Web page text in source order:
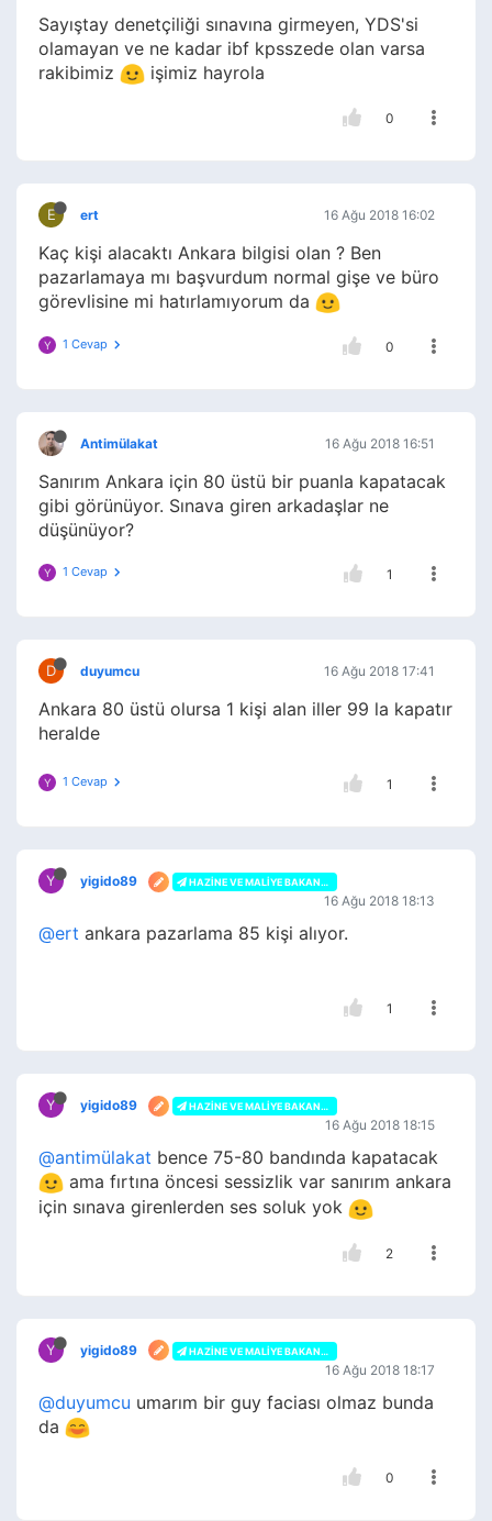
Sayıştay denetçiliği sınavına girmeyen, YDS'si
olamayan ve ne kadar ibf kpsszede olan varsa
rakibimiz
işimiz hayrola
0
E ert 16 Ağu 2018 16:02
Kaç kişi alacaktı Ankara bilgisi olan ? Ben
pazarlamaya mı başvurdum normal gişe ve büro
görevlisine mi hatırlamıyorum da
Y 1 Cevap 0
Antimülakat 16 Ağu 2018 16:51
Sanırım Ankara için 80 üstü bir puanla kapatacak
gibi görünüyor. Sınava giren arkadaşlar ne
düşünüyor?
Y 1 Cevap 1
D duyumcu 16 Ağu 2018 17:41
Ankara 80 üstü olursa 1 kişi alan iller 99 la kapatır
heralde
Y 1 Cevap 1
Y yigido89 HAZINE VE MALIYE BAKANLIĞI
16 Ağu 2018 18:13
@ert ankara pazarlama 85 kişi alıyor.
1
Y yigido89 HAZINE VE MALIYE BAKANLIĞI
16 Ağu 2018 18:15
@antimülakat bence 75-80 bandında kapatacak
ama fırtına öncesi sessizlik var sanırım ankara
için sınava girenlerden ses soluk yok
2
Y yigido89 HAZINE VE MALIYE BAKANLIĞI
16 Ağu 2018 18:17
@duyumcu umarım bir guy faciası olmaz bunda
da
0